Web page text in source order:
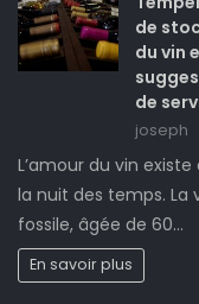
de
du vin
de
joseph
L’amour du vin existe
la nuit des temps. La
fossile, âgée de 60…
En savoir plus